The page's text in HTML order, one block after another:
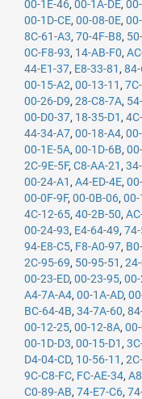
00-1E-46, 00-1A-DE,
00-1D-CE, 00-08-0E,
8C-61-A3, 70-4F-B8,
0C-F8-93, 14-AB-F0,
44-E1-37, E8-33-81 ,
00-15-A2, 00-13-11 ,
00-26-D9, 28-C8-7A,
00-D0-37, 18-35-D1 ,
44-34-A7, 00-18-A4,
00-1E-5A, 00-1D-6B,
2C-9E-5F, C8-AA-21 ,
00-24-A1 , A4-ED-4E,
00-0F-9F, 00-0B-06, 00-
4C-12-65, 40-2B-50,
00-24-93, E4-64-49,
94-E8-C5, F8-A0-97,
2C-95-69, 50-95-51 ,
00-23-ED, 00-23-95,
A4-7A-A4, 00-1A-AD,
BC-64-4B, 34-7A-60,
00-12-25, 00-12-8A,
00-1D-D3, 00-15-D1 ,
D4-04-CD, 10-56-11 ,
9C-C8-FC, FC-AE-34,
C0-89-AB, 74-E7-C6,